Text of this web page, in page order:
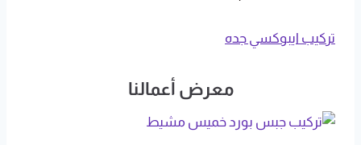
تركيب ايبوكسي جده
معرض أعمالنا